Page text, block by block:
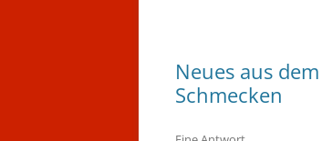
Neues aus
Schmecken